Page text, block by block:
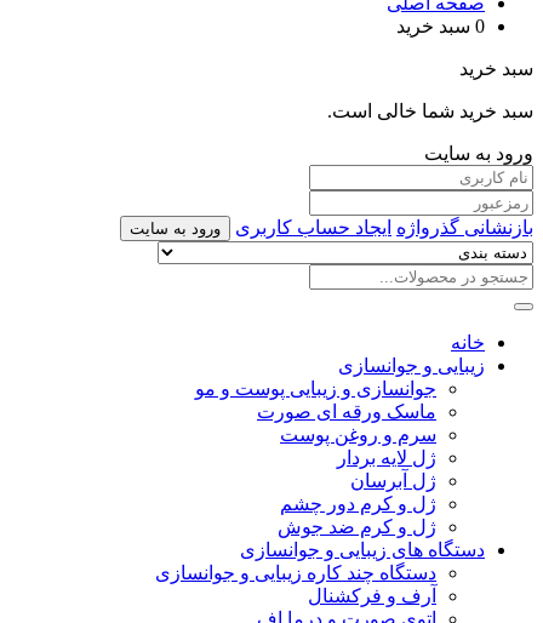
0 سبد خرید
سبد خرید
سبد خرید شما خالی است.
ورود به سایت
بازنشانی گذرواژه ایجاد حساب کاربری ورود به سایت
خانه
زیبایی و جوانسازی
جوانسازی و زیبایی پوست و مو
ماسک ورقه ای صورت
سرم و روغن پوست
ژل لایه بردار
ژل آبرسان
ژل و کرم دور چشم
ژل و کرم ضد جوش
دستگاه های زیبایی و جوانسازی
دستگاه چند کاره زیبایی و جوانسازی
آرف و فرکشنال
اتوی صورت و درما اف